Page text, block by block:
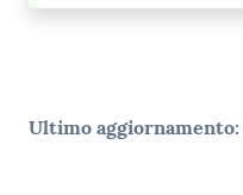
Ultimo aggiornamento: